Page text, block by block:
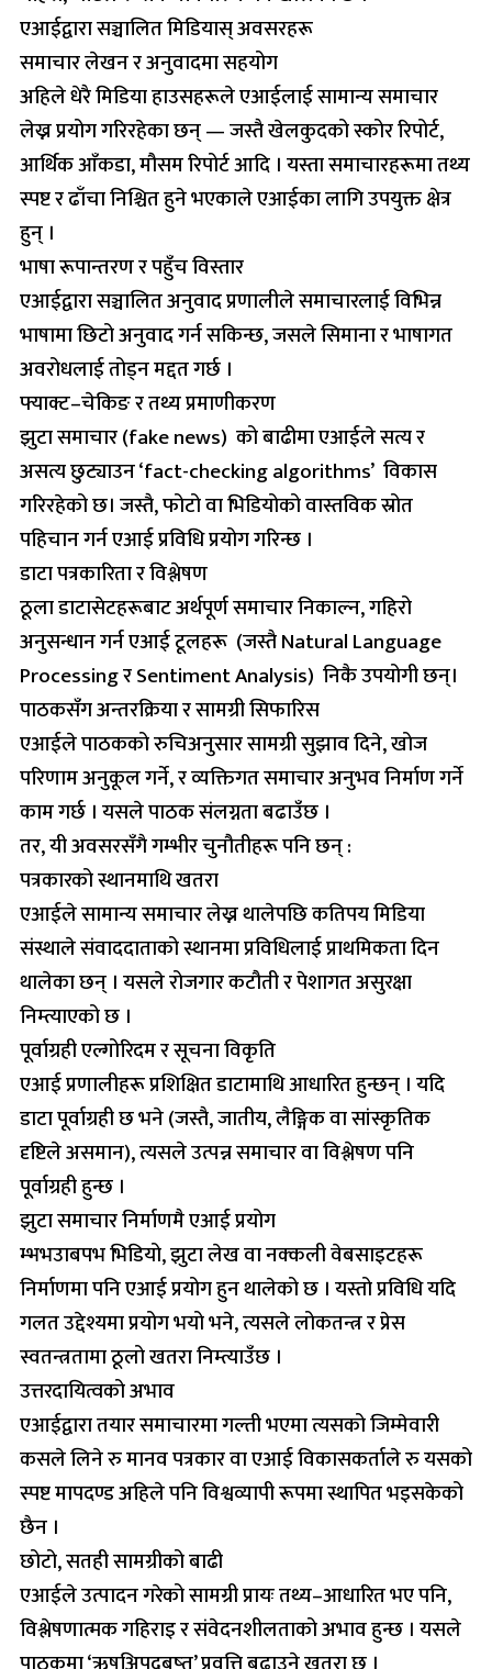
एआईद्वारा सञ्चालित मिडियास् अवसरहरू
समाचार लेखन र अनुवादमा सहयोग
अहिले धेरै मिडिया हाउसहरूले एआईलाई सामान्य समाचार
लेख्न प्रयोग गरिरहेका छन् — जस्तै खेलकुदको स्कोर रिपोर्ट,
आर्थिक आँकडा, मौसम रिपोर्ट आदि । यस्ता समाचारहरूमा तथ्य
स्पष्ट र ढाँचा निश्चित हुने भएकाले एआईका लागि उपयुक्त क्षेत्र
हुन् ।
भाषा रूपान्तरण र पहुँच विस्तार
एआईद्वारा सञ्चालित अनुवाद प्रणालीले समाचारलाई विभिन्न
भाषामा छिटो अनुवाद गर्न सकिन्छ, जसले सिमाना र भाषागत
अवरोधलाई तोड्न मद्दत गर्छ ।
फ्याक्ट–चेकिङ र तथ्य प्रमाणीकरण
झुटा समाचार (fake news) को बाढीमा एआईले सत्य र
असत्य छुट्याउन ‘fact-checking algorithms’ विकास
गरिरहेको छ। जस्तै, फोटो वा भिडियोको वास्तविक स्रोत
पहिचान गर्न एआई प्रविधि प्रयोग गरिन्छ ।
डाटा पत्रकारिता र विश्लेषण
ठूला डाटासेटहरूबाट अर्थपूर्ण समाचार निकाल्न, गहिरो
अनुसन्धान गर्न एआई टूलहरू (जस्तै Natural Language
Processing र Sentiment Analysis) निकै उपयोगी छन्।
पाठकसँग अन्तरक्रिया र सामग्री सिफारिस
एआईले पाठकको रुचिअनुसार सामग्री सुझाव दिने, खोज
परिणाम अनुकूल गर्ने, र व्यक्तिगत समाचार अनुभव निर्माण गर्ने
काम गर्छ । यसले पाठक संलग्नता बढाउँछ ।
तर, यी अवसरसँगै गम्भीर चुनौतीहरू पनि छन् :
पत्रकारको स्थानमाथि खतरा
एआईले सामान्य समाचार लेख्न थालेपछि कतिपय मिडिया
संस्थाले संवाददाताको स्थानमा प्रविधिलाई प्राथमिकता दिन
थालेका छन् । यसले रोजगार कटौती र पेशागत असुरक्षा
निम्त्याएको छ ।
पूर्वाग्रही एल्गोरिदम र सूचना विकृति
एआई प्रणालीहरू प्रशिक्षित डाटामाथि आधारित हुन्छन् । यदि
डाटा पूर्वाग्रही छ भने (जस्तै, जातीय, लैङ्गिक वा सांस्कृतिक
दृष्टिले असमान), त्यसले उत्पन्न समाचार वा विश्लेषण पनि
पूर्वाग्रही हुन्छ ।
झुटा समाचार निर्माणमै एआई प्रयोग
म्भभउाबपभ भिडियो, झुटा लेख वा नक्कली वेबसाइटहरू
निर्माणमा पनि एआई प्रयोग हुन थालेको छ । यस्तो प्रविधि यदि
गलत उद्देश्यमा प्रयोग भयो भने, त्यसले लोकतन्त्र र प्रेस
स्वतन्त्रतामा ठूलो खतरा निम्त्याउँछ ।
उत्तरदायित्वको अभाव
एआईद्वारा तयार समाचारमा गल्ती भएमा त्यसको जिम्मेवारी
कसले लिने रु मानव पत्रकार वा एआई विकासकर्ताले रु यसको
स्पष्ट मापदण्ड अहिले पनि विश्वव्यापी रूपमा स्थापित भइसकेको
छैन ।
छोटो, सतही सामग्रीको बाढी
एआईले उत्पादन गरेको सामग्री प्रायः तथ्य–आधारित भए पनि,
विश्लेषणात्मक गहिराइ र संवेदनशीलताको अभाव हुन्छ । यसले